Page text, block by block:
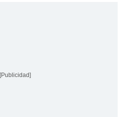
[Publicidad]